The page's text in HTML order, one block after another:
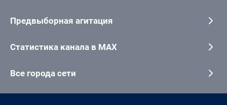
Предвыборная агитация
Статистика канала в MAX
Все города сети